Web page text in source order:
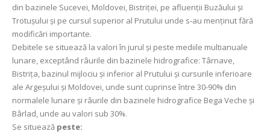
din bazinele Sucevei, Moldovei, Bistriţei, pe afluenţii Buzăului şi
Trotuşului şi pe cursul superior al Prutului unde s-au menţinut fără
modificări importante.
Debitele se situează la valori în jurul și peste mediile multianuale
lunare, exceptând râurile din bazinele hidrografice: Târnave,
Bistrița, bazinul mijlociu şi inferior al Prutului şi cursurile inferioare
ale Argeşului şi Moldovei, unde sunt cuprinse între 30-90% din
normalele lunare și râurile din bazinele hidrografice Bega Veche și
Bârlad, unde au valori sub 30%.
Se situează peste: